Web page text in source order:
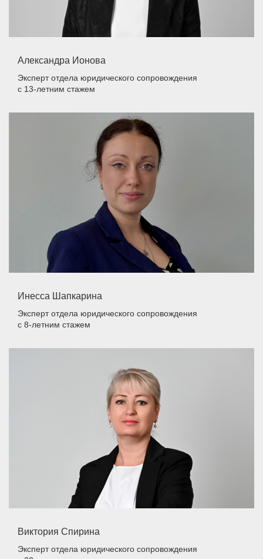
Александра Ионова
Эксперт отдела юридического сопровождения
с 13-летним стажем
Инесса Шапкарина
Эксперт отдела юридического сопровождения
с 8-летним стажем
Виктория Спирина
Эксперт отдела юридического сопровождения